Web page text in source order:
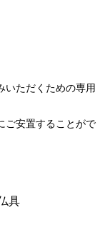
いただくための専用
ご安置することがで